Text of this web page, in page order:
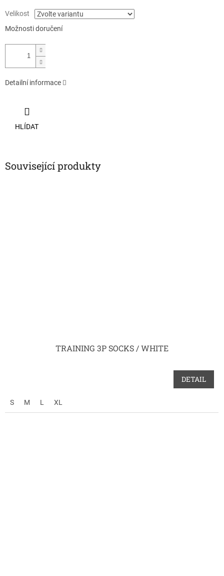
Velikost
Možnosti doručení
Detailní informace
HLÍDAT
Související produkty
TRAINING 3P SOCKS / WHITE
DETAIL
S M L XL